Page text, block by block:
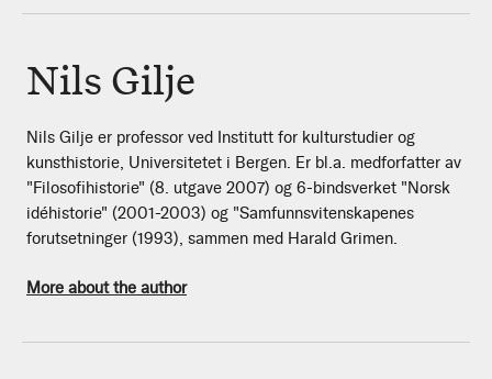
Nils Gilje
Nils Gilje er professor ved Institutt for kulturstudier og
kunsthistorie, Universitetet i Bergen. Er bl.a. medforfatter av
"Filosofihistorie" (8. utgave 2007) og 6-bindsverket "Norsk
idéhistorie" (2001-2003) og "Samfunnsvitenskapenes
forutsetninger (1993), sammen med Harald Grimen.
More about the author